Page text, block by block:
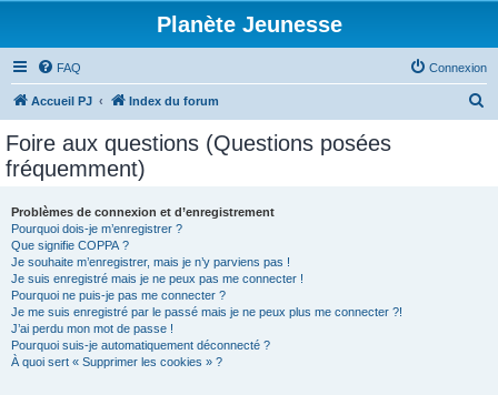
Planète Jeunesse
FAQ Connexion
Accueil PJ Index du forum
Foire aux questions (Questions posées
fréquemment)
Problèmes de connexion et d’enregistrement
Pourquoi dois-je m’enregistrer ?
Que signifie COPPA ?
Je souhaite m’enregistrer, mais je n’y parviens pas !
Je suis enregistré mais je ne peux pas me connecter !
Pourquoi ne puis-je pas me connecter ?
Je me suis enregistré par le passé mais je ne peux plus me connecter ?!
J’ai perdu mon mot de passe !
Pourquoi suis-je automatiquement déconnecté ?
À quoi sert « Supprimer les cookies » ?